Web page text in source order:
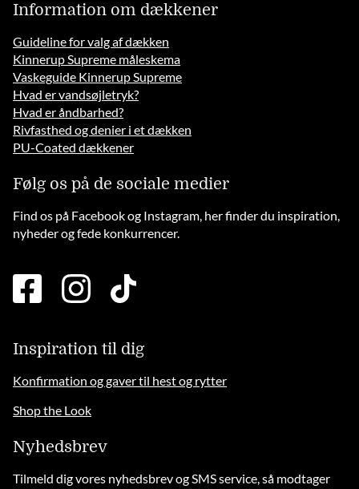
Information om dækkener
Guideline for valg af dækken
Kinnerup Supreme måleskema
Vaskeguide Kinnerup Supreme
Hvad er vandsøjletryk?
Hvad er åndbarhed?
Rivfasthed og denier i et dækken
PU-Coated dækkener
Følg os på de sociale medier
Find os på Facebook og Instagram, her finder du inspiration,
nyheder og fede konkurrencer.
facebook
square
instagramtiktok
Inspiration til dig
Konfirmation og gaver til hest og rytter
Shop the Look
Nyhedsbrev
Tilmeld dig vores nyhedsbrev og SMS service, så modtager